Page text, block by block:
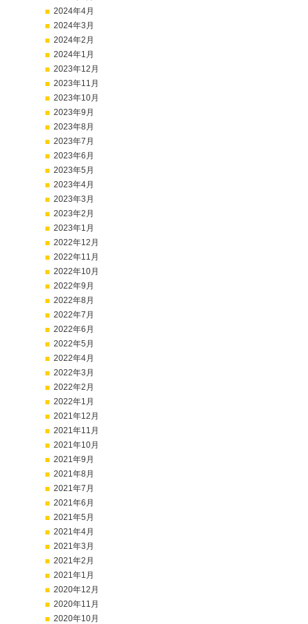
2024年4月
2024年3月
2024年2月
2024年1月
2023年12月
2023年11月
2023年10月
2023年9月
2023年8月
2023年7月
2023年6月
2023年5月
2023年4月
2023年3月
2023年2月
2023年1月
2022年12月
2022年11月
2022年10月
2022年9月
2022年8月
2022年7月
2022年6月
2022年5月
2022年4月
2022年3月
2022年2月
2022年1月
2021年12月
2021年11月
2021年10月
2021年9月
2021年8月
2021年7月
2021年6月
2021年5月
2021年4月
2021年3月
2021年2月
2021年1月
2020年12月
2020年11月
2020年10月